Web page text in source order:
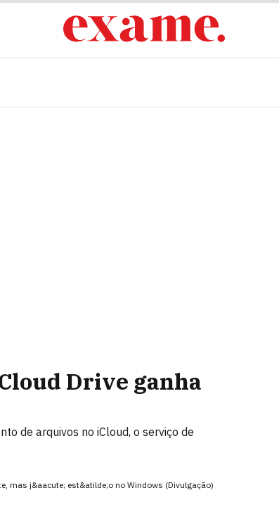
Drive ganha
de arquivos no iCloud, o serviço de
mas j&aacute; est&atilde;o no Windows (Divulgação)